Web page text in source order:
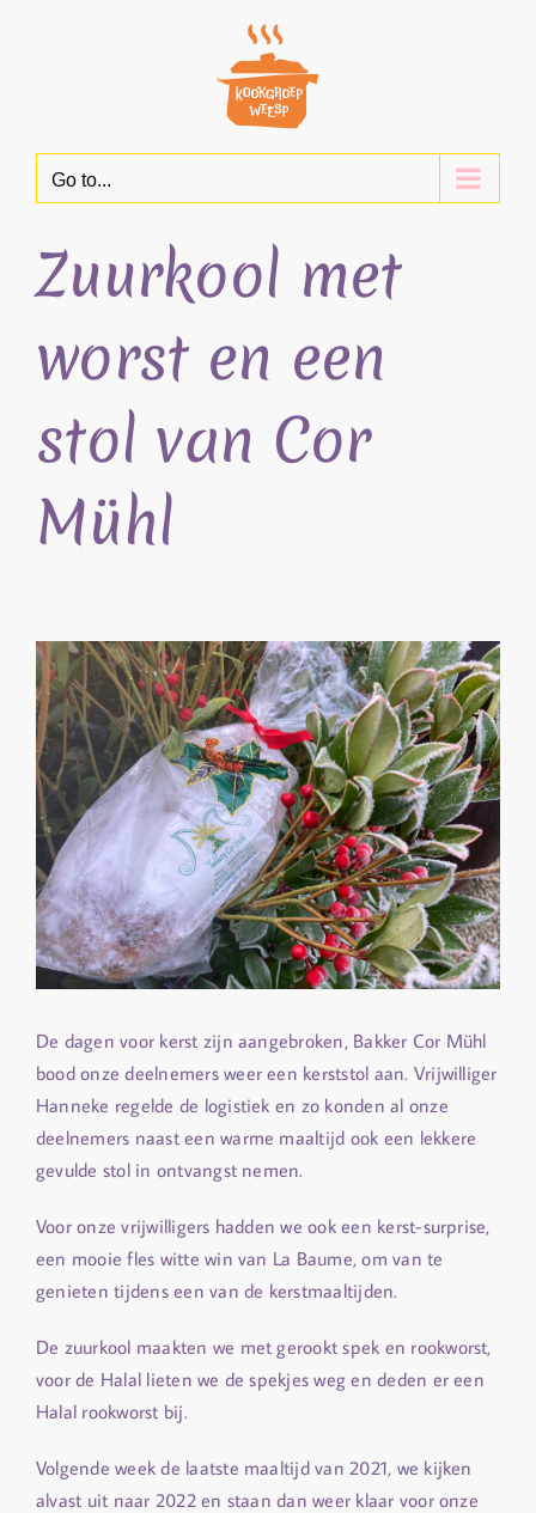
Go to...
Zuurkool met
worst en een
stol van Cor
Mühl
De dagen voor kerst zijn aangebroken, Bakker Cor Mühl
bood onze deelnemers weer een kerststol aan. Vrijwilliger
Hanneke regelde de logistiek en zo konden al onze
deelnemers naast een warme maaltijd ook een lekkere
gevulde stol in ontvangst nemen.
Voor onze vrijwilligers hadden we ook een kerst-surprise,
een mooie fles witte win van La Baume, om van te
genieten tijdens een van de kerstmaaltijden.
De zuurkool maakten we met gerookt spek en rookworst,
voor de Halal lieten we de spekjes weg en deden er een
Halal rookworst bij.
Volgende week de laatste maaltijd van 2021, we kijken
alvast uit naar 2022 en staan dan weer klaar voor onze